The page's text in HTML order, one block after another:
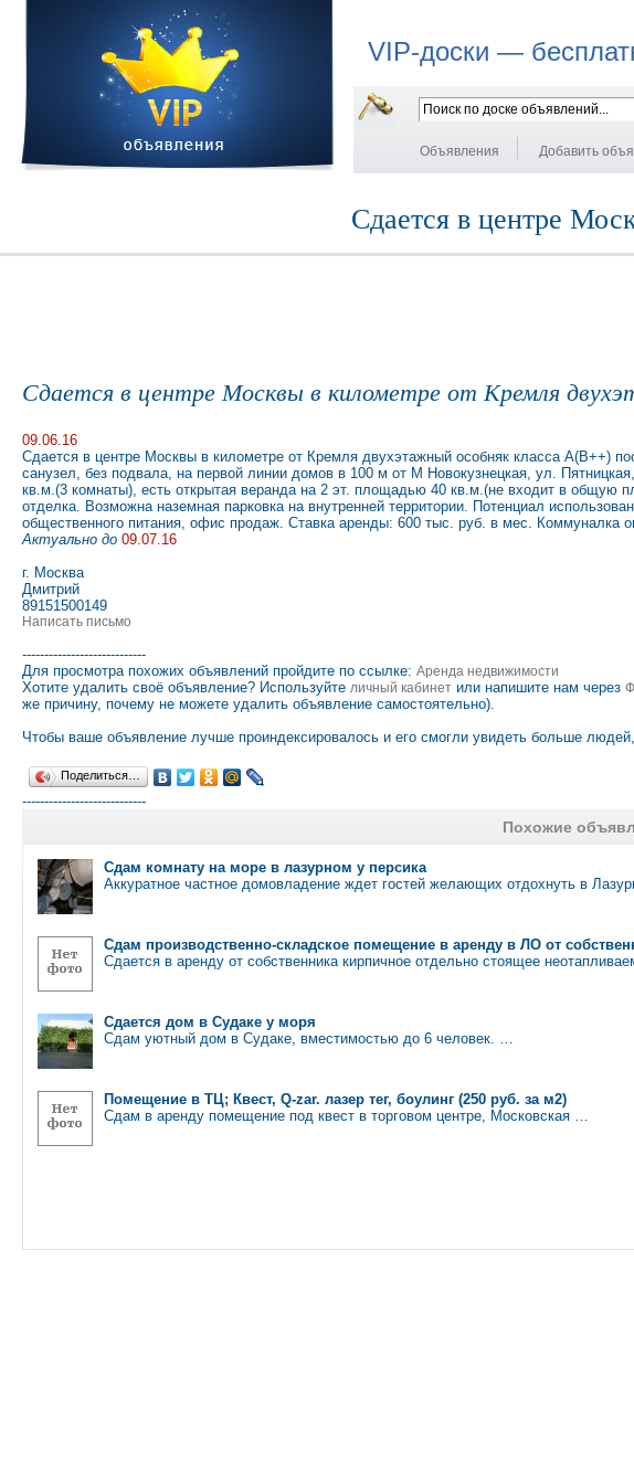
VIP-доски —
Объявления Добавить
Сдается в центре
Сдается в центре Москвы в километре от Кремля
09.06.16
Сдается в центре Москвы в километре от Кремля двухэтажный особняк класса А(В++)
санузел, без подвала, на первой линии домов в 100 м от М Новокузнецкая, ул.
кв.м.(3 комнаты), есть открытая веранда на 2 эт. площадью 40 кв.м.(не входит в общую
отделка. Возможна наземная парковка на внутренней территории. Потенциал
общественного питания, офис продаж. Ставка аренды: 600 тыс. руб. в мес. Коммуналка
Актуально до 09.07.16
г. Москва
Дмитрий
89151500149
Написать письмо
----------------------------
Для просмотра похожих объявлений пройдите по ссылке: Аренда недвижимости
Хотите удалить своё объявление? Используйте личный кабинет или напишите нам через
же причину, почему не можете удалить объявление самостоятельно).
Чтобы ваше объявление лучше проиндексировалось и его смогли увидеть больше людей,
Поделиться…
----------------------------
Похожие
Сдам комнату на море в лазурном у персика
Аккуратное частное домовладение ждет гостей желающих отдохнуть в
Сдам производственно-складское помещение в аренду в ЛО от
Сдается в аренду от собственника кирпичное отдельно стоящее
Сдается дом в Судаке у моря
Сдам уютный дом в Судаке, вместимостью до 6 человек. …
Помещение в ТЦ; Квест, Q-zar. лазер тег, боулинг (250 руб. за м2)
Сдам в аренду помещение под квест в торговом центре, Московская …